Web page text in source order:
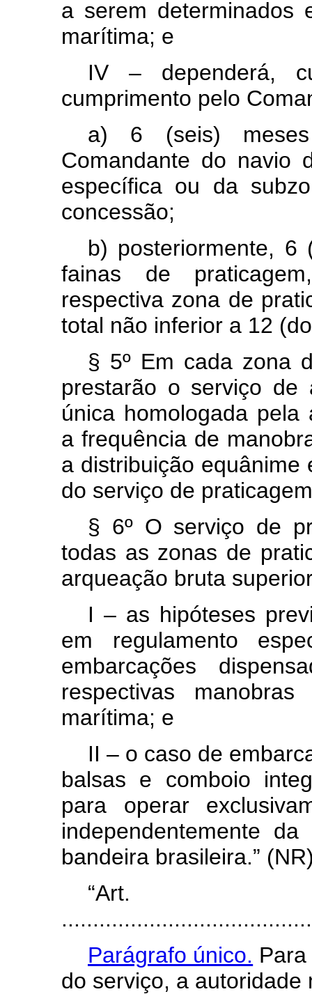
a serem determinados
marítima; e
IV – dependerá,
cumprimento pelo
a) 6 (seis)
Comandante do navio
específica ou da
concessão;
b) posteriormente, 6
fainas de
respectiva zona de
total não inferior a 12
§ 5º Em cada zona
prestarão o serviço de
única homologada pela
a frequência de
a distribuição equânime
do serviço de
§ 6º O serviço de
todas as zonas de
arqueação bruta
I – as hipóteses
em regulamento
embarcações
respectivas
marítima; e
II – o caso de
balsas e comboio
para operar
independentemente
bandeira brasileira.”
Parágrafo único.
do serviço, a autoridade